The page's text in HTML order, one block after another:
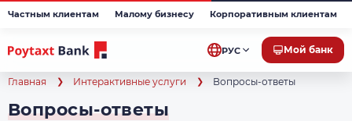
Частным клиентам Малому бизнесу Корпоративным клиентам
РУС Мой банк
Главная Интерактивные услуги Вопросы-ответы
Вопросы-ответы